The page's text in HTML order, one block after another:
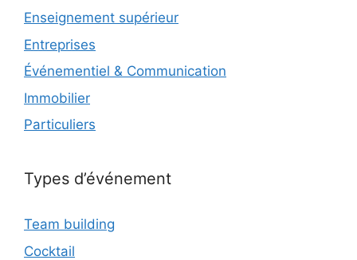
Enseignement supérieur
Entreprises
Événementiel & Communication
Immobilier
Particuliers
Types d’événement
Team building
Cocktail